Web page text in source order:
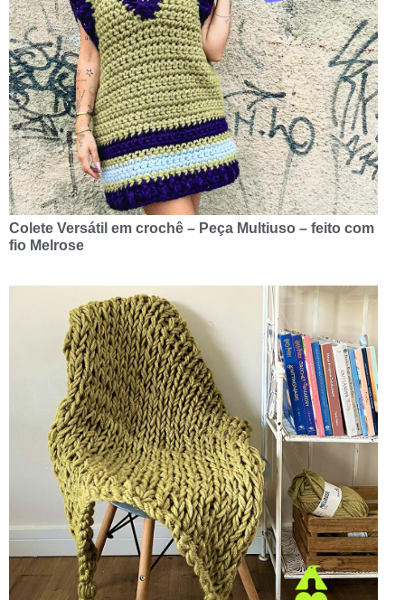
Colete Versátil em crochê – Peça Multiuso – feito com
fio Melrose